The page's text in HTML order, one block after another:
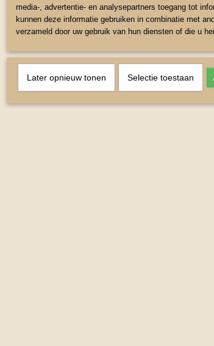
media-, advertentie- en analysepartners toegang tot
kunnen deze informatie gebruiken in combinatie met
verzameld door uw gebruik van hun diensten of die u
Later opnieuw tonen Selectie toestaan